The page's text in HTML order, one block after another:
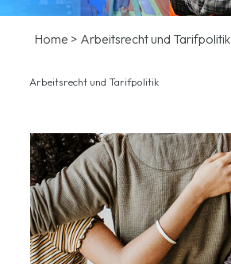
Home > Arbeitsrecht und Tarifpolitik
Arbeitsrecht und Tarifpolitik